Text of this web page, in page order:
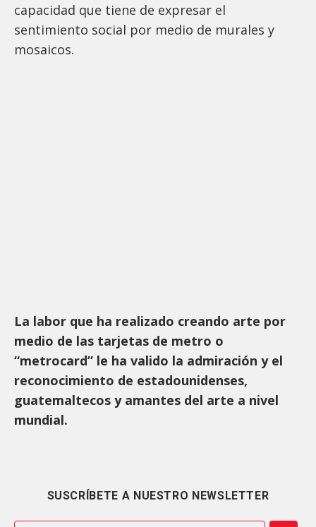
capacidad que tiene de expresar el
sentimiento social por medio de murales y
mosaicos.
La labor que ha realizado creando arte por
medio de las tarjetas de metro o
“metrocard” le ha valido la admiración y el
reconocimiento de estadounidenses,
guatemaltecos y amantes del arte a nivel
mundial.
SUSCRÍBETE A NUESTRO NEWSLETTER